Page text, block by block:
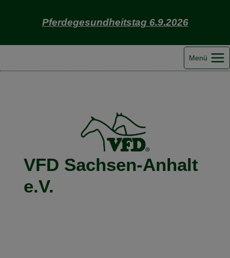
Pferdegesundheitstag 6.9.2026
Menü
VFD Sachsen-Anhalt
e.V.